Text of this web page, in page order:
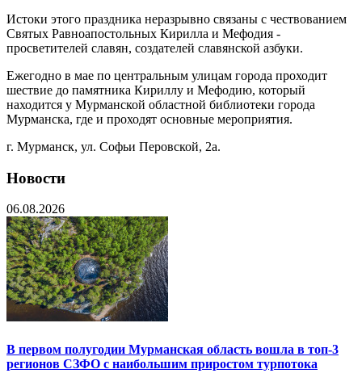
Истоки этого праздника неразрывно связаны с чествованием
Святых Равноапостольных Кирилла и Мефодия -
просветителей славян, создателей славянской азбуки.
Ежегодно в мае по центральным улицам города проходит
шествие до памятника Кириллу и Мефодию, который
находится у Мурманской областной библиотеки города
Мурманска, где и проходят основные мероприятия.
г. Мурманск, ул. Софьи Перовской, 2а.
Новости
06.08.2026
В первом полугодии Мурманская область вошла в топ-3
регионов СЗФО с наибольшим приростом турпотока